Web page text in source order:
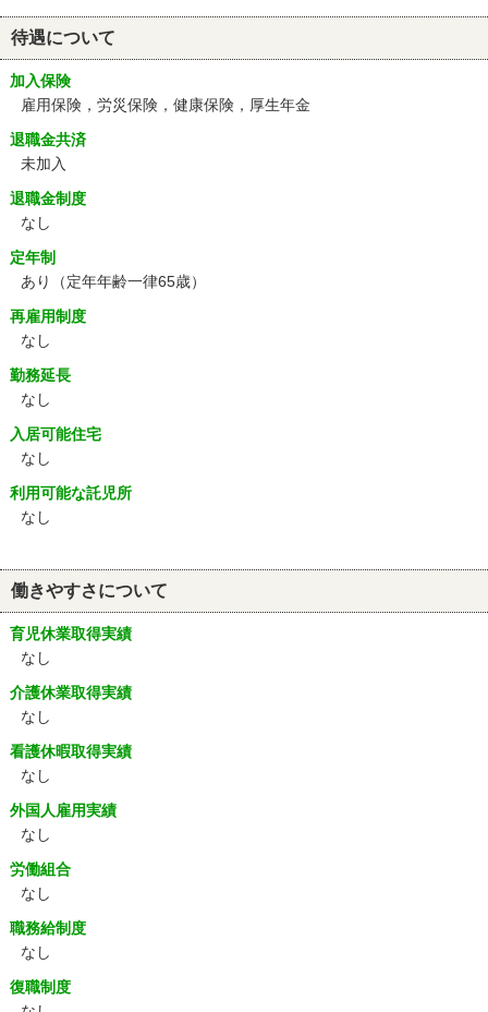
待遇について
加入保険
雇用保険，労災保険，健康保険，厚生年金
退職金共済
未加入
退職金制度
なし
定年制
あり
（定年年齢一律65歳）
再雇用制度
なし
勤務延長
なし
入居可能住宅
なし
利用可能な託児所
なし
働きやすさについて
育児休業取得実績
なし
介護休業取得実績
なし
看護休暇取得実績
なし
外国人雇用実績
なし
労働組合
なし
職務給制度
なし
復職制度